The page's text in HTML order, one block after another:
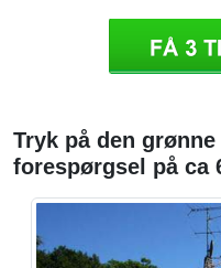
Tryk på den
forespørgsel på ca